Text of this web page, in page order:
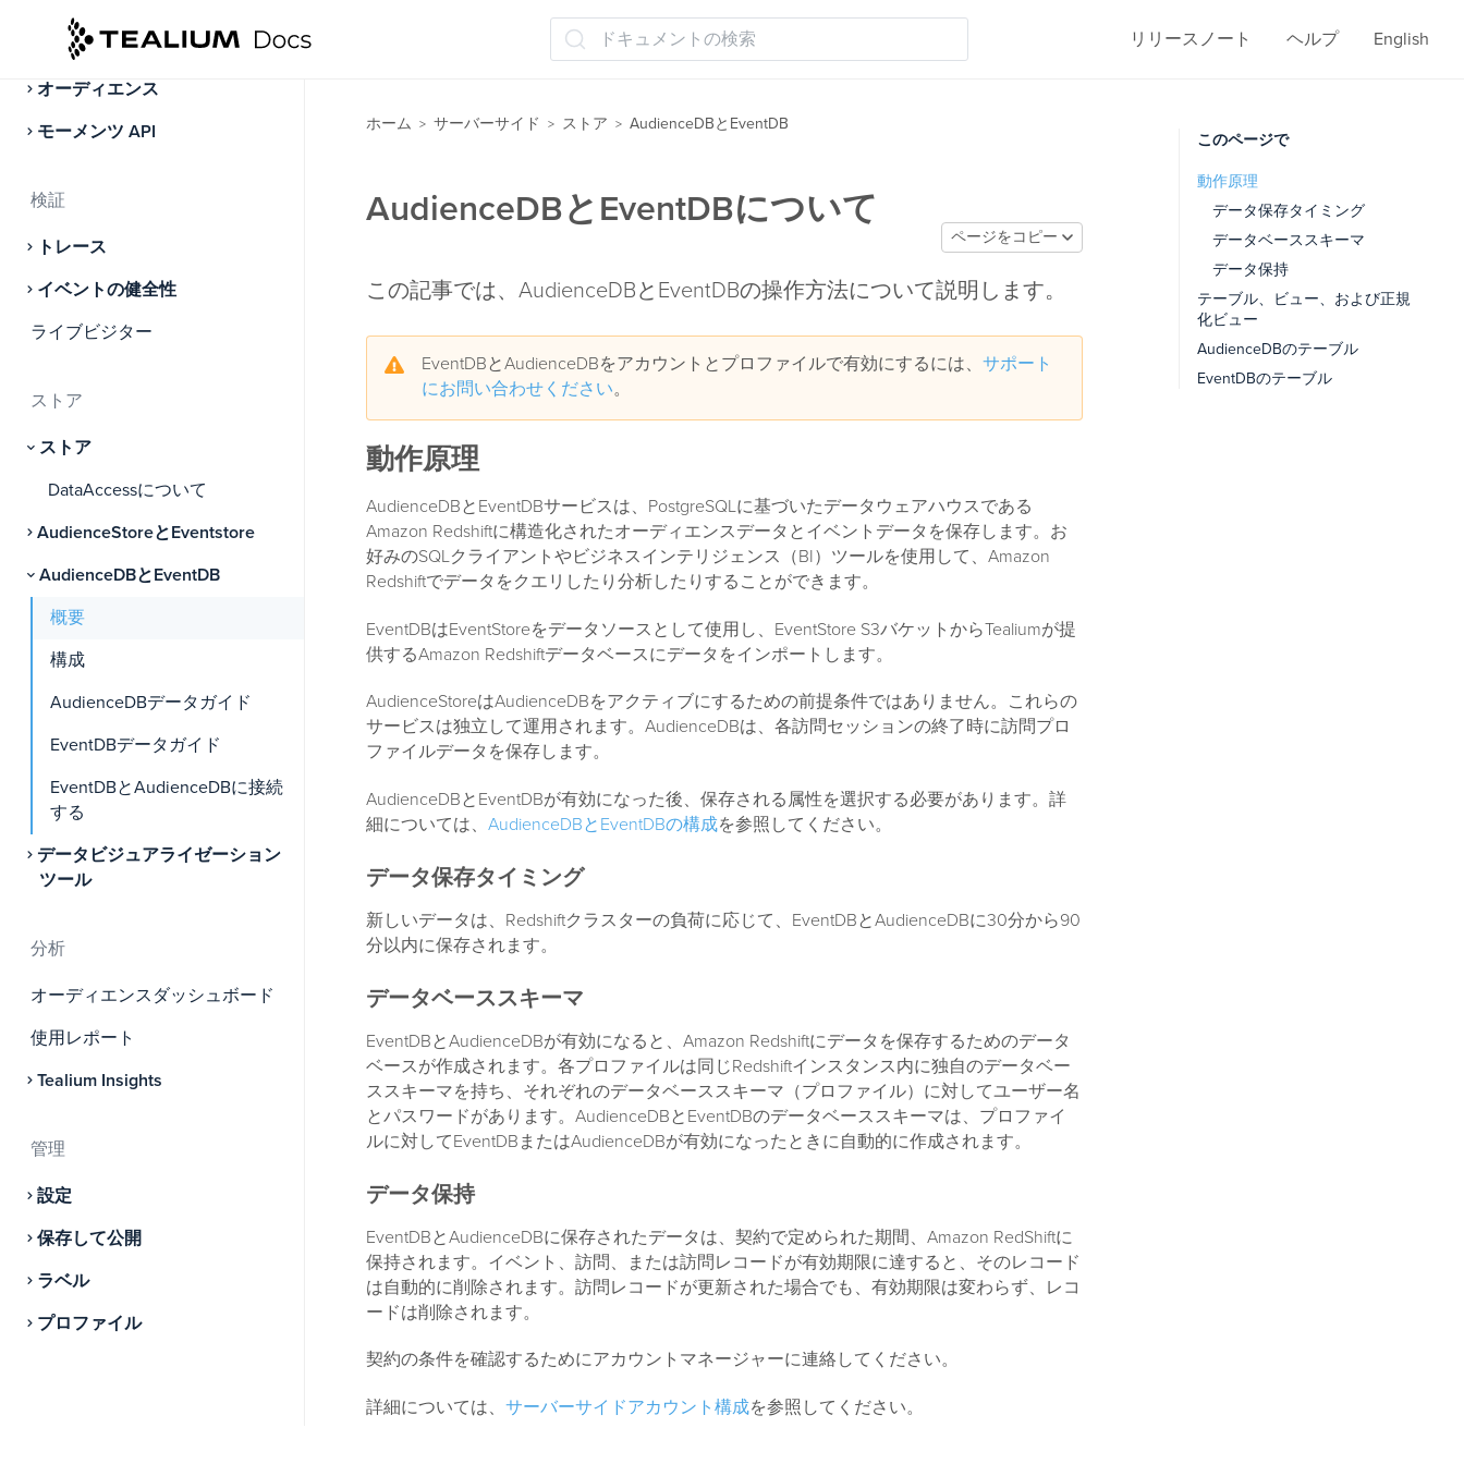
ドキュメントの検索 リリースノート ヘルプ English
アクティベート
オーディエンス
モーメンツ API
検証
トレース
イベントの健全性
ライブビジター
ストア
ストア
DataAccessについて
AudienceStoreとEventstore
AudienceDBとEventDB
概要
構成
AudienceDBデータガイド
EventDBデータガイド
EventDBとAudienceDBに接続
する
データビジュアライゼーション
ツール
分析
オーディエンスダッシュボード
使用レポート
Tealium Insights
管理
設定
保存して公開
ラベル
プロファイル
ホーム > サーバーサイド > ストア > AudienceDBとEventDB
AudienceDBとEventDBについて
ページをコピー
この記事では、AudienceDBとEventDBの操作方法について説明します。
EventDBとAudienceDBをアカウントとプロファイルで有効にするには、 サポート
にお問い合わせください。
動作原理
AudienceDBとEventDBサービスは、PostgreSQLに基づいたデータウェアハウスである
Amazon Redshiftに構造化されたオーディエンスデータとイベントデータを保存します。お
好みのSQLクライアントやビジネスインテリジェンス（BI）ツールを使用して、Amazon
Redshiftでデータをクエリしたり分析したりすることができます。
EventDBはEventStoreをデータソースとして使用し、EventStore S3バケットからTealiumが提
供するAmazon Redshiftデータベースにデータをインポートします。
AudienceStoreはAudienceDBをアクティブにするための前提条件ではありません。これらの
サービスは独立して運用されます。AudienceDBは、各訪問セッションの終了時に訪問プロ
ファイルデータを保存します。
AudienceDBとEventDBが有効になった後、保存される属性を選択する必要があります。詳
細については、 AudienceDBとEventDBの構成を参照してください。
データ保存タイミング
新しいデータは、Redshiftクラスターの負荷に応じて、EventDBとAudienceDBに30分から90
分以内に保存されます。
データベーススキーマ
EventDBとAudienceDBが有効になると、Amazon Redshiftにデータを保存するためのデータ
ベースが作成されます。各プロファイルは同じRedshiftインスタンス内に独自のデータベー
ススキーマを持ち、それぞれのデータベーススキーマ（プロファイル）に対してユーザー名
とパスワードがあります。AudienceDBとEventDBのデータベーススキーマは、プロファイ
ルに対してEventDBまたはAudienceDBが有効になったときに自動的に作成されます。
データ保持
EventDBとAudienceDBに保存されたデータは、契約で定められた期間、Amazon RedShiftに
保持されます。イベント、訪問、または訪問レコードが有効期限に達すると、そのレコード
は自動的に削除されます。訪問レコードが更新された場合でも、有効期限は変わらず、レコ
ードは削除されます。
契約の条件を確認するためにアカウントマネージャーに連絡してください。
詳細については、 サーバーサイドアカウント構成を参照してください。
このページで
動作原理
データ保存タイミング
データベーススキーマ
データ保持
テーブル、ビュー、および正規
化ビュー
AudienceDBのテーブル
EventDBのテーブル